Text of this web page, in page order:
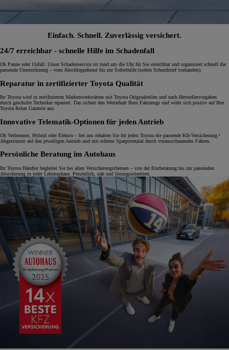
Einfach. Schnell. Zuverlässig versichert.
24/7 erreichbar - schnelle Hilfe im Schadenfall
Ob Panne oder Unfall: Unser Schadenservice ist rund um die Uhr für Sie erreichbar und organisiert schnell die
passende Unterstützung – vom Abschleppdienst bis zur Soforthilfe (sofern Schutzbrief vorhanden).
Reparatur in zertifizierter Toyota Qualität
Ihr Toyota wird in zertifizierten Markenwerkstätten mit Toyota Originalteilen und nach Herstellervorgaben
durch geschulte Techniker repariert. Das sichert den Werterhalt Ihres Fahrzeugs und wirkt sich positiv auf Ihre
Toyota Relax Garantie aus.
Innovative Telematik-Optionen für jeden Antrieb
Ob Verbrenner, Hybrid oder Elektro – bei uns erhalten Sie für jeden Toyota die passende Kfz-Versicherung.¹
Abgestimmt auf den jeweiligen Antrieb und mit echtem Sparpotenzial durch vorausschauendes Fahren.
Persönliche Beratung im Autohaus
Ihr Toyota Händler begleitet Sie bei allen Versicherungsthemen – von der Erstberatung bis zur passenden
Absicherung in jeder Lebensphase. Persönlich, nah und lösungsorientiert.